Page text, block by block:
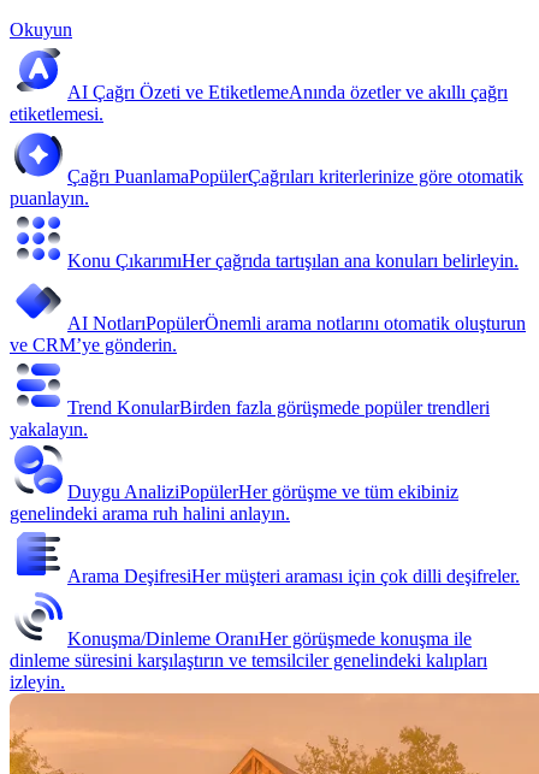
Okuyun
AI Çağrı Özeti ve EtiketlemeAnında özetler ve akıllı çağrı
etiketlemesi.
Çağrı PuanlamaPopülerÇağrıları kriterlerinize göre otomatik
puanlayın.
Konu ÇıkarımıHer çağrıda tartışılan ana konuları belirleyin.
AI NotlarıPopülerÖnemli arama notlarını otomatik oluşturun
ve CRM’ye gönderin.
Trend KonularBirden fazla görüşmede popüler trendleri
yakalayın.
Duygu AnaliziPopülerHer görüşme ve tüm ekibiniz
genelindeki arama ruh halini anlayın.
Arama DeşifresiHer müşteri araması için çok dilli deşifreler.
Konuşma/Dinleme OranıHer görüşmede konuşma ile
dinleme süresini karşılaştırın ve temsilciler genelindeki kalıpları
izleyin.